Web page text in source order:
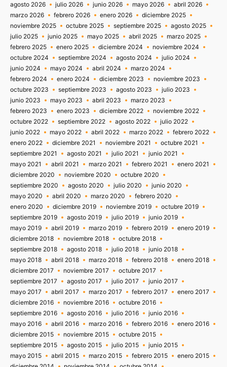
agosto 2026 julio 2026 junio 2026 mayo 2026
abril 2026
marzo 2026
febrero 2026 enero 2026
diciembre 2025
noviembre 2025
octubre 2025 septiembre 2025
agosto 2025
julio 2025
junio 2025 mayo 2025 abril 2025
marzo 2025
febrero 2025
enero 2025 diciembre 2024
noviembre 2024
octubre 2024
septiembre 2024 agosto 2024
julio 2024
junio 2024
mayo 2024 abril 2024
marzo 2024
febrero 2024
enero 2024 diciembre 2023
noviembre 2023
octubre 2023
septiembre 2023 agosto 2023
julio 2023
junio 2023
mayo 2023 abril 2023
marzo 2023
febrero 2023
enero 2023 diciembre 2022
noviembre 2022
octubre 2022
septiembre 2022 agosto 2022
julio 2022
junio 2022
mayo 2022 abril 2022 marzo 2022
febrero 2022
enero 2022
diciembre 2021 noviembre 2021
octubre 2021
septiembre 2021
agosto 2021 julio 2021
junio 2021
mayo 2021
abril 2021 marzo 2021 febrero 2021
enero 2021
diciembre 2020
noviembre 2020
octubre 2020
septiembre 2020
agosto 2020 julio 2020
junio 2020
mayo 2020
abril 2020 marzo 2020
febrero 2020
enero 2020
diciembre 2019 noviembre 2019
octubre 2019
septiembre 2019
agosto 2019 julio 2019
junio 2019
mayo 2019
abril 2019 marzo 2019 febrero 2019
enero 2019
diciembre 2018
noviembre 2018
octubre 2018
septiembre 2018
agosto 2018 julio 2018
junio 2018
mayo 2018
abril 2018 marzo 2018 febrero 2018
enero 2018
diciembre 2017
noviembre 2017
octubre 2017
septiembre 2017
agosto 2017 julio 2017
junio 2017
mayo 2017
abril 2017 marzo 2017 febrero 2017
enero 2017
diciembre 2016
noviembre 2016
octubre 2016
septiembre 2016
agosto 2016 julio 2016
junio 2016
mayo 2016
abril 2016 marzo 2016 febrero 2016
enero 2016
diciembre 2015
noviembre 2015
octubre 2015
septiembre 2015
agosto 2015 julio 2015
junio 2015
mayo 2015
abril 2015 marzo 2015 febrero 2015
enero 2015